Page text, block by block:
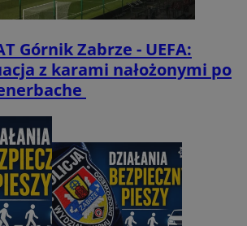
Górnik Zabrze - UEFA:
z karami nałożonymi po